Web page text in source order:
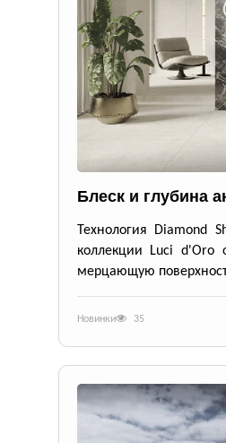
Блеск и глубина
Технология Diamond
коллекции Luci d'Oro
мерцающую
Новинки 35